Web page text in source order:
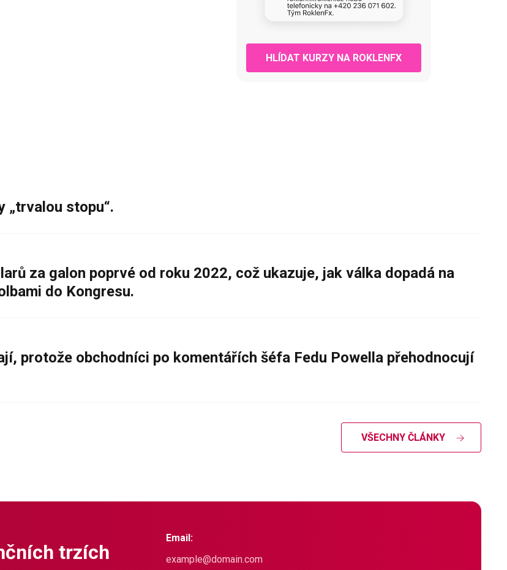
HLÍDAT KURZY NA ROKLENFX
„trvalou stopu“.
za galon poprvé od roku 2022, což ukazuje, jak válka dopadá na
do Kongresu.
protože obchodníci po komentářích šéfa Fedu Powella přehodnocují
VŠECHNY ČLÁNKY
trzích
Email: